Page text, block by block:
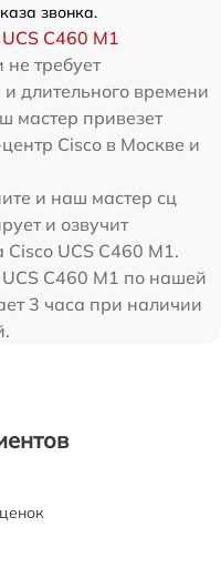
звонка.
C460 M1
не требует
длительного времени
мастер привезет
Cisco в Москве и
и наш мастер сц
и озвучит
Cisco UCS C460 M1.
C460 M1 по нашей
3 часа при наличии